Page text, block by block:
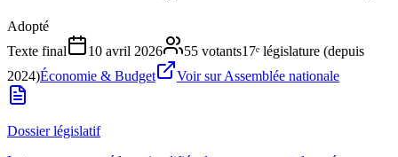
Adopté
Texte final
10 avril 2026 55 votants17ᵉ législature (depuis
2024)Économie & Budget Voir sur Assemblée nationale
Dossier législatif